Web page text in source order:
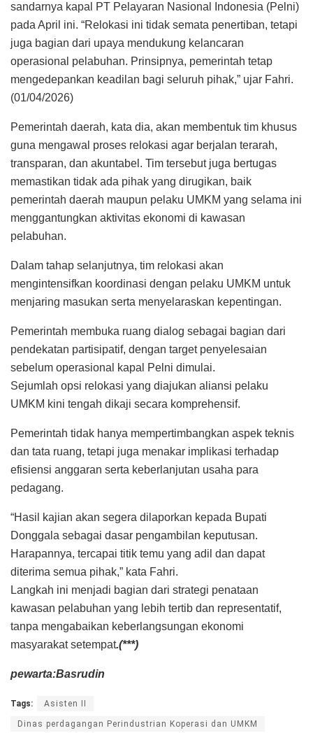
sandarnya kapal PT Pelayaran Nasional Indonesia (Pelni)
pada April ini. “Relokasi ini tidak semata penertiban, tetapi
juga bagian dari upaya mendukung kelancaran
operasional pelabuhan. Prinsipnya, pemerintah tetap
mengedepankan keadilan bagi seluruh pihak,” ujar Fahri.
(01/04/2026)
Pemerintah daerah, kata dia, akan membentuk tim khusus
guna mengawal proses relokasi agar berjalan terarah,
transparan, dan akuntabel. Tim tersebut juga bertugas
memastikan tidak ada pihak yang dirugikan, baik
pemerintah daerah maupun pelaku UMKM yang selama ini
menggantungkan aktivitas ekonomi di kawasan
pelabuhan.
Dalam tahap selanjutnya, tim relokasi akan
mengintensifkan koordinasi dengan pelaku UMKM untuk
menjaring masukan serta menyelaraskan kepentingan.
Pemerintah membuka ruang dialog sebagai bagian dari
pendekatan partisipatif, dengan target penyelesaian
sebelum operasional kapal Pelni dimulai.
Sejumlah opsi relokasi yang diajukan aliansi pelaku
UMKM kini tengah dikaji secara komprehensif.
Pemerintah tidak hanya mempertimbangkan aspek teknis
dan tata ruang, tetapi juga menakar implikasi terhadap
efisiensi anggaran serta keberlanjutan usaha para
pedagang.
“Hasil kajian akan segera dilaporkan kepada Bupati
Donggala sebagai dasar pengambilan keputusan.
Harapannya, tercapai titik temu yang adil dan dapat
diterima semua pihak,” kata Fahri.
Langkah ini menjadi bagian dari strategi penataan
kawasan pelabuhan yang lebih tertib dan representatif,
tanpa mengabaikan keberlangsungan ekonomi
masyarakat setempat.(***)
pewarta:Basrudin
Tags: Asisten II
Dinas perdagangan Perindustrian Koperasi dan UMKM